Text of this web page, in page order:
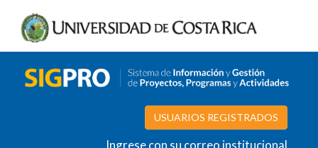
USUARIOS REGISTRADOS
Ingrese con su correo institucional